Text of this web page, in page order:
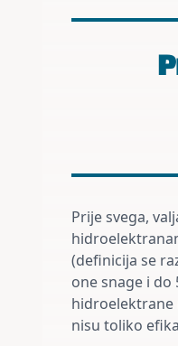
Prije svega,
(definicija se
one snage i do
hidroelektrane
nisu toliko